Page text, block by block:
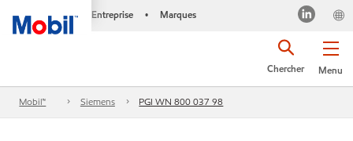
Entreprise • Marques
Menu
Chercher
Mobil™ Siemens PGI WN 800 037 98